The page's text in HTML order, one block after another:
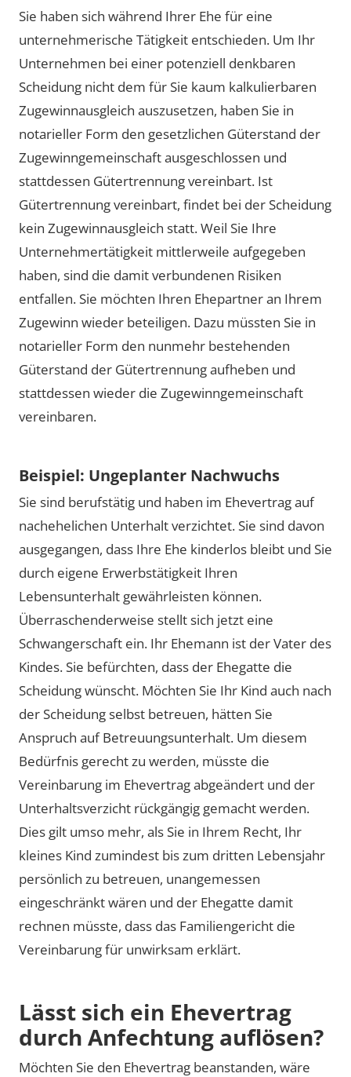
Sie haben sich während Ihrer Ehe für eine
unternehmerische Tätigkeit entschieden. Um Ihr
Unternehmen bei einer potenziell denkbaren
Scheidung nicht dem für Sie kaum kalkulierbaren
Zugewinnausgleich auszusetzen, haben Sie in
notarieller Form den gesetzlichen Güterstand der
Zugewinngemeinschaft ausgeschlossen und
stattdessen Gütertrennung vereinbart. Ist
Gütertrennung vereinbart, findet bei der Scheidung
kein Zugewinnausgleich statt. Weil Sie Ihre
Unternehmertätigkeit mittlerweile aufgegeben
haben, sind die damit verbundenen Risiken
entfallen. Sie möchten Ihren Ehepartner an Ihrem
Zugewinn wieder beteiligen. Dazu müssten Sie in
notarieller Form den nunmehr bestehenden
Güterstand der Gütertrennung aufheben und
stattdessen wieder die Zugewinngemeinschaft
vereinbaren.
Beispiel: Ungeplanter Nachwuchs
Sie sind berufstätig und haben im Ehevertrag auf
nachehelichen Unterhalt verzichtet. Sie sind davon
ausgegangen, dass Ihre Ehe kinderlos bleibt und Sie
durch eigene Erwerbstätigkeit Ihren
Lebensunterhalt gewährleisten können.
Überraschenderweise stellt sich jetzt eine
Schwangerschaft ein. Ihr Ehemann ist der Vater des
Kindes. Sie befürchten, dass der Ehegatte die
Scheidung wünscht. Möchten Sie Ihr Kind auch nach
der Scheidung selbst betreuen, hätten Sie
Anspruch auf Betreuungsunterhalt. Um diesem
Bedürfnis gerecht zu werden, müsste die
Vereinbarung im Ehevertrag abgeändert und der
Unterhaltsverzicht rückgängig gemacht werden.
Dies gilt umso mehr, als Sie in Ihrem Recht, Ihr
kleines Kind zumindest bis zum dritten Lebensjahr
persönlich zu betreuen, unangemessen
eingeschränkt wären und der Ehegatte damit
rechnen müsste, dass das Familiengericht die
Vereinbarung für unwirksam erklärt.
Lässt sich ein Ehevertrag
durch Anfechtung auflösen?
Möchten Sie den Ehevertrag beanstanden, wäre